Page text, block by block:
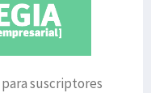
suscriptores